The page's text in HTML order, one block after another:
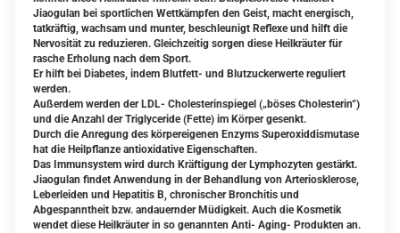
Jiaogulan bei sportlichen Wettkämpfen den Geist, macht energisch,
tatkräftig, wachsam und munter, beschleunigt Reflexe und hilft die
Nervosität zu reduzieren. Gleichzeitig sorgen diese Heilkräuter für
rasche Erholung nach dem Sport.
Er hilft bei Diabetes, indem Blutfett- und Blutzuckerwerte reguliert
werden.
Außerdem werden der LDL- Cholesterinspiegel („böses Cholesterin“)
und die Anzahl der Triglyceride (Fette) im Körper gesenkt.
Durch die Anregung des körpereigenen Enzyms Superoxiddismutase
hat die Heilpflanze antioxidative Eigenschaften.
Das Immunsystem wird durch Kräftigung der Lymphozyten gestärkt.
Jiaogulan findet Anwendung in der Behandlung von Arteriosklerose,
Leberleiden und Hepatitis B, chronischer Bronchitis und
Abgespanntheit bzw. andauernder Müdigkeit. Auch die Kosmetik
wendet diese Heilkräuter in so genannten Anti- Aging- Produkten an.